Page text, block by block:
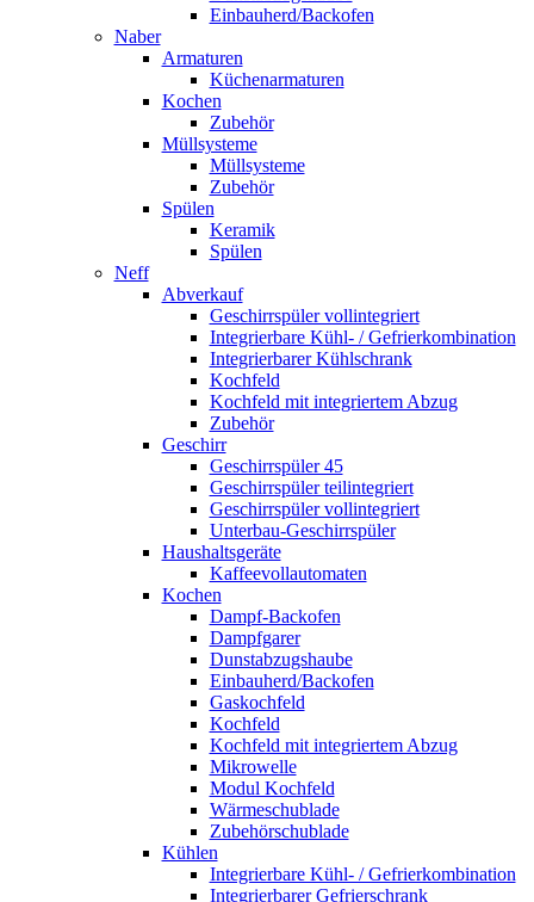
Einbauherd/Backofen
Naber
Armaturen
Küchenarmaturen
Kochen
Zubehör
Müllsysteme
Müllsysteme
Zubehör
Spülen
Keramik
Spülen
Neff
Abverkauf
Geschirrspüler vollintegriert
Integrierbare Kühl- / Gefrierkombination
Integrierbarer Kühlschrank
Kochfeld
Kochfeld mit integriertem Abzug
Zubehör
Geschirr
Geschirrspüler 45
Geschirrspüler teilintegriert
Geschirrspüler vollintegriert
Unterbau-Geschirrspüler
Haushaltsgeräte
Kaffeevollautomaten
Kochen
Dampf-Backofen
Dampfgarer
Dunstabzugshaube
Einbauherd/Backofen
Gaskochfeld
Kochfeld
Kochfeld mit integriertem Abzug
Mikrowelle
Modul Kochfeld
Wärmeschublade
Zubehörschublade
Kühlen
Integrierbare Kühl- / Gefrierkombination
Integrierbarer Gefrierschrank